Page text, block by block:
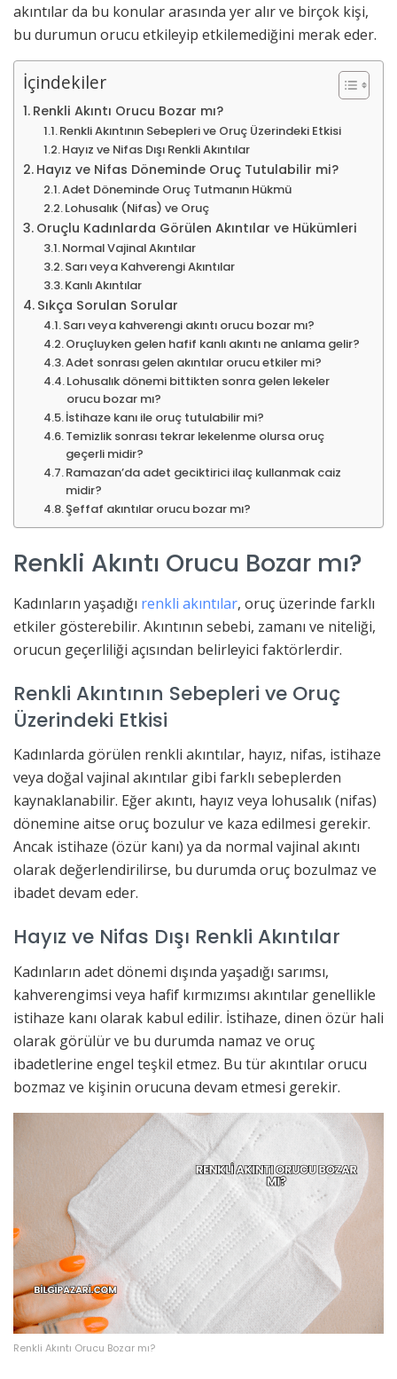
akıntılar da bu konular arasında yer alır ve birçok kişi,
bu durumun orucu etkileyip etkilemediğini merak eder.
İçindekiler
Renkli Akıntı Orucu Bozar mı?
Renkli Akıntının Sebepleri ve Oruç Üzerindeki Etkisi
Hayız ve Nifas Dışı Renkli Akıntılar
Hayız ve Nifas Döneminde Oruç Tutulabilir mi?
Adet Döneminde Oruç Tutmanın Hükmü
Lohusalık (Nifas) ve Oruç
Oruçlu Kadınlarda Görülen Akıntılar ve Hükümleri
Normal Vajinal Akıntılar
Sarı veya Kahverengi Akıntılar
Kanlı Akıntılar
Sıkça Sorulan Sorular
Sarı veya kahverengi akıntı orucu bozar mı?
Oruçluyken gelen hafif kanlı akıntı ne anlama gelir?
Adet sonrası gelen akıntılar orucu etkiler mi?
Lohusalık dönemi bittikten sonra gelen lekeler
orucu bozar mı?
İstihaze kanı ile oruç tutulabilir mi?
Temizlik sonrası tekrar lekelenme olursa oruç
geçerli midir?
Ramazan’da adet geciktirici ilaç kullanmak caiz
midir?
Şeffaf akıntılar orucu bozar mı?
Renkli Akıntı Orucu Bozar mı?
Kadınların yaşadığı renkli akıntılar, oruç üzerinde farklı
etkiler gösterebilir. Akıntının sebebi, zamanı ve niteliği,
orucun geçerliliği açısından belirleyici faktörlerdir.
Renkli Akıntının Sebepleri ve Oruç
Üzerindeki Etkisi
Kadınlarda görülen renkli akıntılar, hayız, nifas, istihaze
veya doğal vajinal akıntılar gibi farklı sebeplerden
kaynaklanabilir. Eğer akıntı, hayız veya lohusalık (nifas)
dönemine aitse oruç bozulur ve kaza edilmesi gerekir.
Ancak istihaze (özür kanı) ya da normal vajinal akıntı
olarak değerlendirilirse, bu durumda oruç bozulmaz ve
ibadet devam eder.
Hayız ve Nifas Dışı Renkli Akıntılar
Kadınların adet dönemi dışında yaşadığı sarımsı,
kahverengimsi veya hafif kırmızımsı akıntılar genellikle
istihaze kanı olarak kabul edilir. İstihaze, dinen özür hali
olarak görülür ve bu durumda namaz ve oruç
ibadetlerine engel teşkil etmez. Bu tür akıntılar orucu
bozmaz ve kişinin orucuna devam etmesi gerekir.
Renkli Akıntı Orucu Bozar mı?